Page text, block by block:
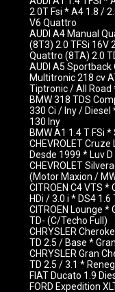
2.0T Fsi * A4 1.8 /
V6 Quattro
AUDI A4 Manual
(8T3) 2.0 TFSi
Quattro (8TA) 2.0
AUDI A5 Sportback
Multitronic 218 cv
Tiptronic / All Road
BMW 318 TDS
330 Ci / Iny /
130 Iny
BMW A1 1.4 T FSi
CHEVROLET
Desde 1999 * Luv
CHEVROLET
(Motor Maxion /
CITROEN C4 VTS
HDi / 3.0 i * DS4
CITROEN Lounge
TD- (C/Techo Full)
CHRYSLER
TD 2.5 / Base *
CHRYSLER Gran
TD 2.5 / 3.1 *
FIAT Ducato 1.9
FORD Expedition